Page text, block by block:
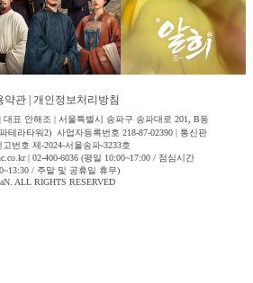
약관 개인정보처리방침
표 안해조 | 서울특별시 송파구 송파대로 201, B동
테라타워2) 사업자등록번호 218-87-02390 | 통신판
번호 제-2024-서울송파-3233호
| 02-400-6036 (평일 10:00~17:00 / 점심시간
/ 주말 및 공휴일 휴무)
ALL RIGHTS RESERVED